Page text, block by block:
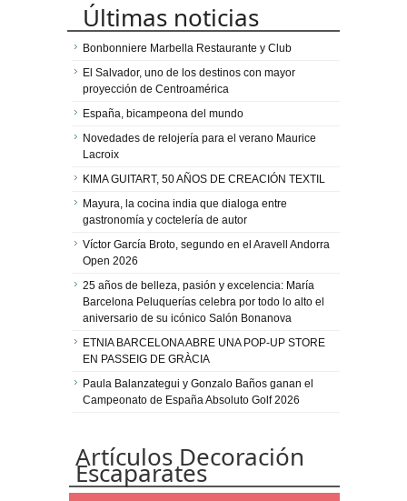
Últimas noticias
Bonbonniere Marbella Restaurante y Club
El Salvador, uno de los destinos con mayor
proyección de Centroamérica
España, bicampeona del mundo
Novedades de relojería para el verano Maurice
Lacroix
KIMA GUITART, 50 AÑOS DE CREACIÓN TEXTIL
Mayura, la cocina india que dialoga entre
gastronomía y coctelería de autor
Víctor García Broto, segundo en el Aravell Andorra
Open 2026
25 años de belleza, pasión y excelencia: María
Barcelona Peluquerías celebra por todo lo alto el
aniversario de su icónico Salón Bonanova
ETNIA BARCELONA ABRE UNA POP-UP STORE
EN PASSEIG DE GRÀCIA
Paula Balanzategui y Gonzalo Baños ganan el
Campeonato de España Absoluto Golf 2026
Artículos Decoración
Escaparates